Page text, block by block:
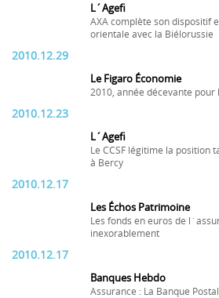
L´Agefi
AXA complète son dispositif
orientale avec la Biélorussie
2010.12.29
Le Figaro Économie
2010, année décevante pour
2010.12.23
L´Agefi
Le CCSF légitime la position
à Bercy
2010.12.17
Les Échos Patrimoine
Les fonds en euros de
inexorablement
2010.12.17
Banques Hebdo
Assurance : La Banque